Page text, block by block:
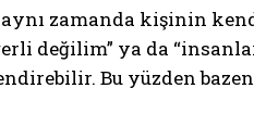
aynı zamanda kişinin
değilim” ya da
Bu yüzden